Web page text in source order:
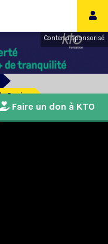
Contenu sponsorisé
Paris
Faire un don à KTO